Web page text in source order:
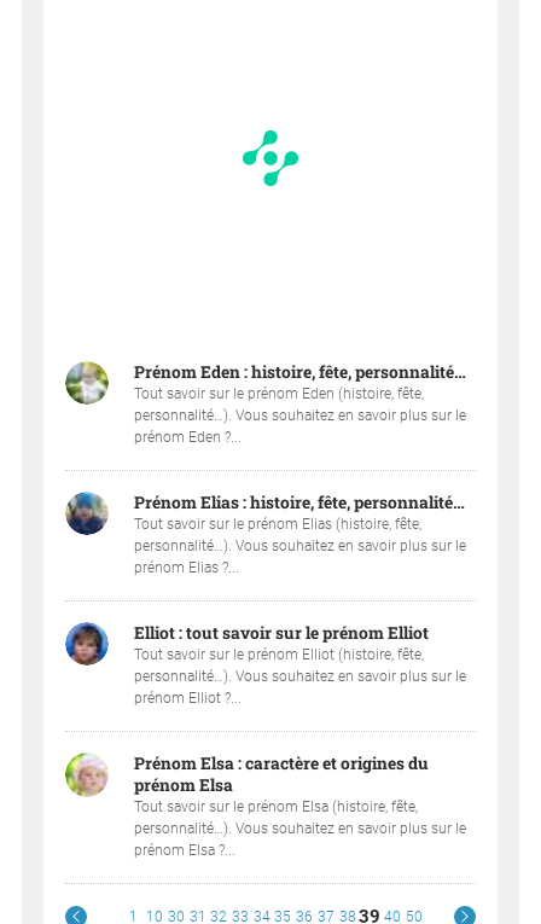
Prénom Eden : histoire, fête, personnalité…
Tout savoir sur le prénom Eden (histoire, fête,
personnalité…). Vous souhaitez en savoir plus sur le
prénom Eden ?...
Prénom Elias : histoire, fête, personnalité…
Tout savoir sur le prénom Elias (histoire, fête,
personnalité…). Vous souhaitez en savoir plus sur le
prénom Elias ?...
Elliot : tout savoir sur le prénom Elliot
Tout savoir sur le prénom Elliot (histoire, fête,
personnalité…). Vous souhaitez en savoir plus sur le
prénom Elliot ?...
Prénom Elsa : caractère et origines du
prénom Elsa
Tout savoir sur le prénom Elsa (histoire, fête,
personnalité…). Vous souhaitez en savoir plus sur le
prénom Elsa ?...
1 10 30 31 32 33 34 35 36 37 38 39 40 50